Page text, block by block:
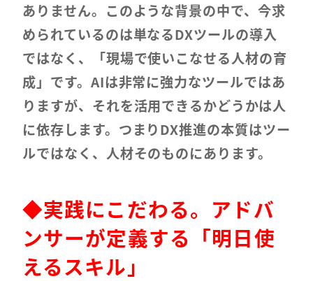
ありません。このような背景の中で、今求
められているのは単なるDXツールの導入
ではなく、「現場で使いこなせる人材の育
成」です。AIは非常に強力なツールではあ
りますが、それを活用できるかどうかは人
に依存します。つまりDX推進の本質はツー
ルではなく、人材そのものにあります。
◆実践にこだわる。アドバ
ンサーが定義する「明日使
えるスキル」